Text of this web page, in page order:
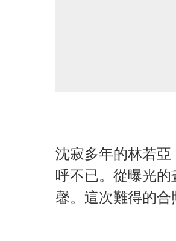
沈寂多年的林若
呼不已。從曝光
馨。這次難得的合